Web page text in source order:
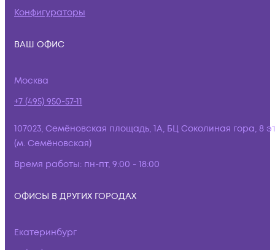
Конфигураторы
ВАШ ОФИС
Москва
+7 (495) 950-57-11
107023, Семёновская площадь, 1А, БЦ Соколиная гора, 8
(м. Семёновская)
Время работы: пн-пт, 9:00 - 18:00
ОФИСЫ В ДРУГИХ ГОРОДАХ
Екатеринбург